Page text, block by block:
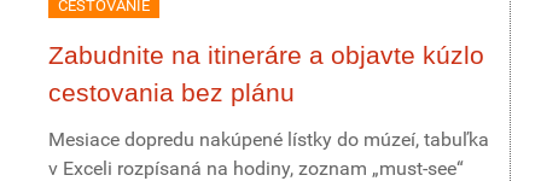
CESTOVANIE
Zabudnite na itineráre a objavte kúzlo
cestovania bez plánu
Mesiace dopredu nakúpené lístky do múzeí, tabuľka
v Exceli rozpísaná na hodiny, zoznam „must-see“